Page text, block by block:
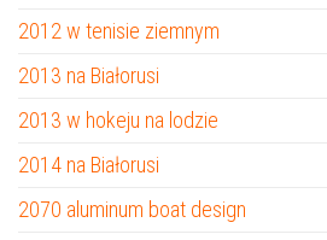
2012 w tenisie ziemnym
2013 na Białorusi
2013 w hokeju na lodzie
2014 na Białorusi
2070 aluminum boat design